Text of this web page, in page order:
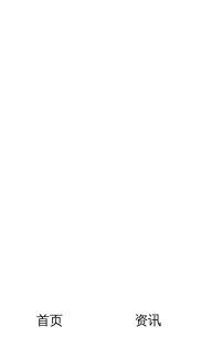
首页 资讯